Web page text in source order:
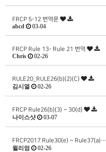
FRCP 5-12 번역문
abcd 03-04
FRCP Rule 13- Rule 21 번역
Chris 02-26
RULE20_RULE26(b)(2)(C)
김시열 02-26
FRCP Rule26(b)(3) ~ 30(d)
나이스샷 03-07
FRCP2017 Rule30(e) ~ Rule37(a)…
윌리엄 02-26